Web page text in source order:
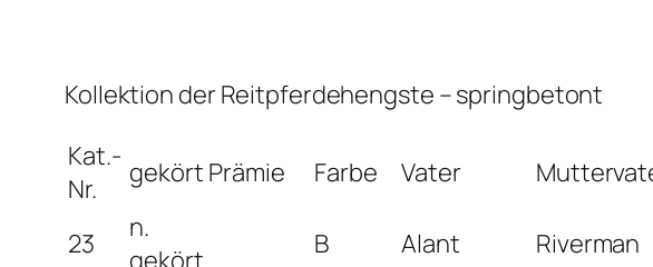
Kollektion der Reitpferdehengste – springbetont
Kat.-
Nr.
gekört Prämie Farbe Vater
23
n.
gekört
B Alant Riverman